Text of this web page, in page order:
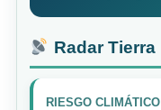
Radar Tierra
RIESGO CLIMÁTICO